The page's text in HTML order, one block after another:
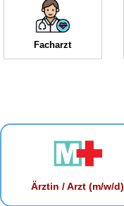
Facharzt
Ärztin / Arzt (m/w/d)